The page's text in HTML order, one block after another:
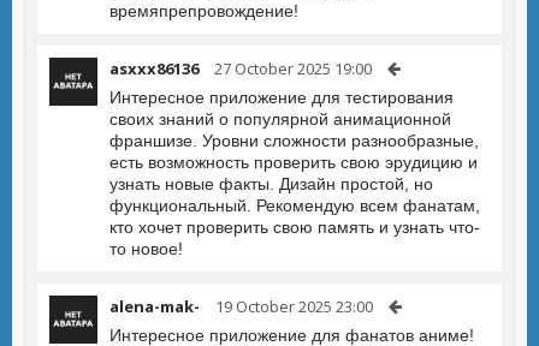
времяпрепровождение!
asxxx86136 27 October 2025 19:00
Интересное приложение для тестирования
своих знаний о популярной анимационной
франшизе. Уровни сложности разнообразные,
есть возможность проверить свою эрудицию и
узнать новые факты. Дизайн простой, но
функциональный. Рекомендую всем фанатам,
кто хочет проверить свою память и узнать что-
то новое!
alena-mak- 19 October 2025 23:00
Интересное приложение для фанатов аниме!